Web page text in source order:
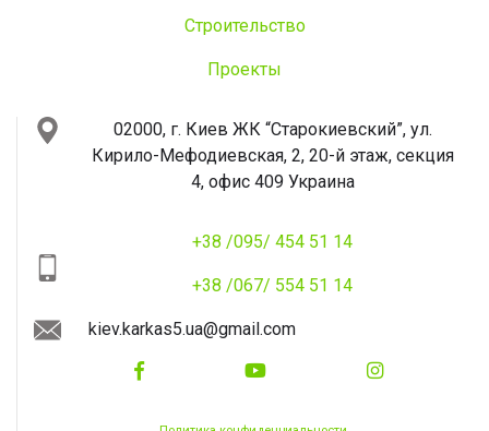
Строительство
Проекты
02000, г. Киев ЖК “Старокиевский”, ул.
Кирило-Мефодиевская, 2, 20-й этаж, секция
4, офис 409Украина
+38 /095/ 454 51 14
+38 /067/ 554 51 14
kiev.karkas5.ua@gmail.com